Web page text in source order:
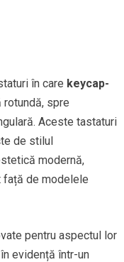
în care keycap-
spre
Aceste tastaturi
de stilul
modernă,
față de modelele
pentru aspectul lor
evidență într-un